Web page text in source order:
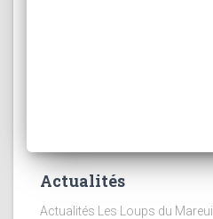
Actualités
Actualités Les Loups du Mareuil